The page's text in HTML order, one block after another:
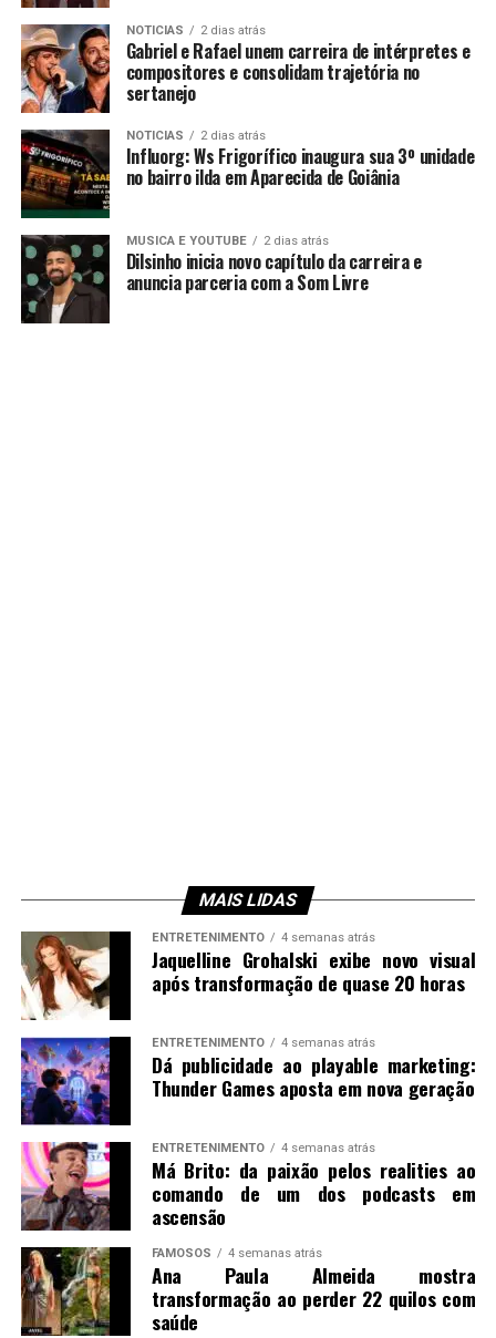
NOTICIAS 2 dias atrás
Gabriel e Rafael unem carreira de intérpretes e
compositores e consolidam trajetória no
sertanejo
NOTICIAS 2 dias atrás
Influorg: Ws Frigorífico inaugura sua 3º unidade
no bairro ilda em Aparecida de Goiânia
MUSICA E YOUTUBE 2 dias atrás
Dilsinho inicia novo capítulo da carreira e
anuncia parceria com a Som Livre
MAIS LIDAS
ENTRETENIMENTO 4 semanas atrás
Jaquelline Grohalski exibe novo visual
após transformação de quase 20 horas
ENTRETENIMENTO 4 semanas atrás
Dá publicidade ao playable marketing:
Thunder Games aposta em nova geração
ENTRETENIMENTO 4 semanas atrás
Má Brito: da paixão pelos realities ao
comando de um dos podcasts em
ascensão
FAMOSOS 4 semanas atrás
Ana Paula Almeida mostra
transformação ao perder 22 quilos com
saúde